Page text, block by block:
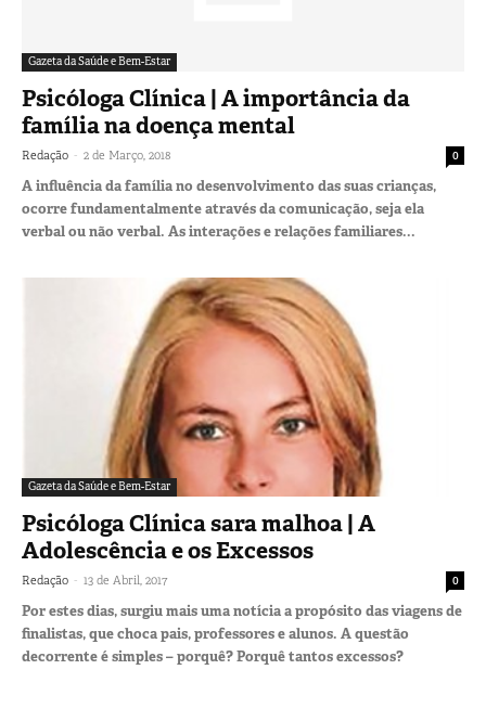
Gazeta da Saúde e Bem-Estar
Psicóloga Clínica | A importância da
família na doença mental
Redação - 2 de Março, 2018 0
A influência da família no desenvolvimento das suas crianças,
ocorre fundamentalmente através da comunicação, seja ela
verbal ou não verbal. As interações e relações familiares...
Gazeta da Saúde e Bem-Estar
Psicóloga Clínica sara malhoa | A
Adolescência e os Excessos
Redação - 13 de Abril, 2017 0
Por estes dias, surgiu mais uma notícia a propósito das viagens de
finalistas, que choca pais, professores e alunos. A questão
decorrente é simples – porquê? Porquê tantos excessos?